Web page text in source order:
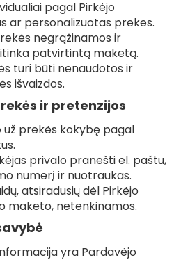
pagal Pirkėjo
ar personalizuotas prekes.
negrąžinamos ir
patvirtintą maketą.
turi būti nenaudotos ir
išvaizdos.
ir pretenzijos
už prekės kokybę pagal
privalo pranešti el. paštu,
numerį ir nuotraukas.
atsiradusių dėl Pirkėjo
netenkinamos.
yra Pardavėjo